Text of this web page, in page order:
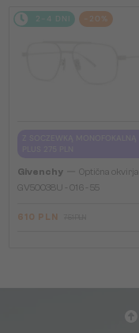
2-4 DNI -20%
Givenchy
Optična okvirja
GV50038U - 016 - 55
610 PLN